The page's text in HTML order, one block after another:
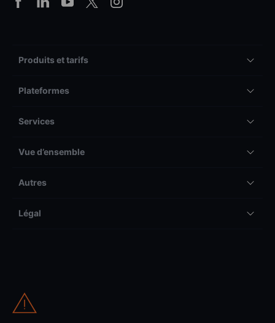
Produits et tarifs
Plateformes
Services
Vue d’ensemble
Autres
Légal